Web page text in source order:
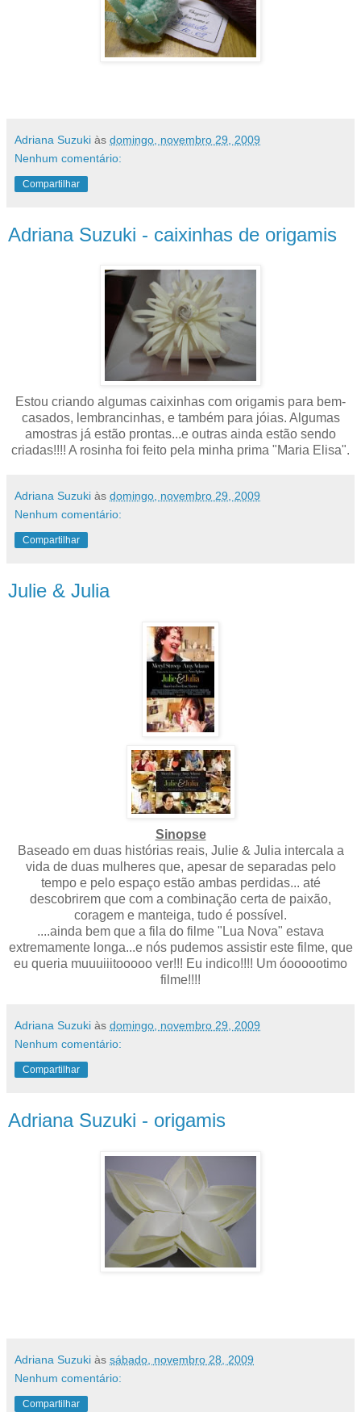
Adriana Suzuki às domingo, novembro 29, 2009
Nenhum comentário:
Compartilhar
Adriana Suzuki - caixinhas de origamis
Estou criando algumas caixinhas com origamis para bem-
casados, lembrancinhas, e também para jóias. Algumas
amostras já estão prontas...e outras ainda estão sendo
criadas!!!! A rosinha foi feito pela minha prima "Maria Elisa".
Adriana Suzuki às domingo, novembro 29, 2009
Nenhum comentário:
Compartilhar
Julie & Julia
Sinopse
Baseado em duas histórias reais, Julie & Julia intercala a
vida de duas mulheres que, apesar de separadas pelo
tempo e pelo espaço estão ambas perdidas... até
descobrirem que com a combinação certa de paixão,
coragem e manteiga, tudo é possível.
....ainda bem que a fila do filme "Lua Nova" estava
extremamente longa...e nós pudemos assistir este filme, que
eu queria muuuiiitooooo ver!!! Eu indico!!!! Um óoooootimo
filme!!!!
Adriana Suzuki às domingo, novembro 29, 2009
Nenhum comentário:
Compartilhar
Adriana Suzuki - origamis
Adriana Suzuki às sábado, novembro 28, 2009
Nenhum comentário:
Compartilhar